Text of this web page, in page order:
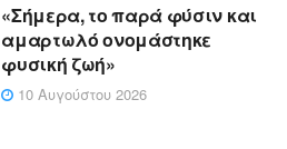
«Σήμερα, το παρά φύσιν και
αμαρτωλό ονομάστηκε
φυσική ζωή»
10 Αυγούστου 2026